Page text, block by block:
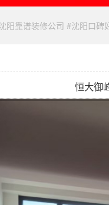
靠谱装修公司 #沈阳口碑
恒大御